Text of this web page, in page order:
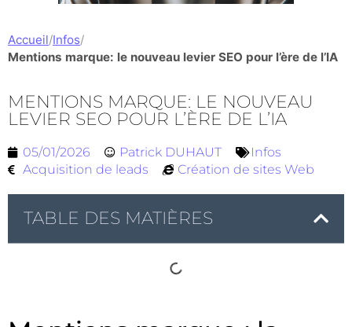
Accueil/Infos/
Mentions marque: le nouveau levier SEO pour l’ère de l’IA
MENTIONS MARQUE: LE NOUVEAU
LEVIER SEO POUR L’ÈRE DE L’IA
05/01/2026 Patrick DUHAUT
Infos
Acquisition de leads
Création de sites Web
TABLE DES MATIÈRES